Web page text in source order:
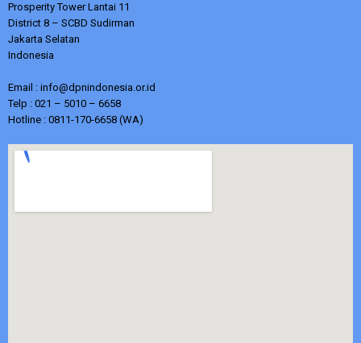
Prosperity Tower Lantai 11
District 8 – SCBD Sudirman
Jakarta Selatan
Indonesia
Email : info@dpnindonesia.or.id
Telp : 021 – 5010 – 6658
Hotline : 0811-170-6658 (WA)